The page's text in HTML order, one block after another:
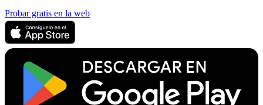
Probar gratis en la web